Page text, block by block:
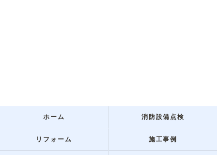
ホーム 消防設備点検
リフォーム 施工事例